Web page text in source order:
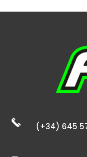
(+34) 645 57